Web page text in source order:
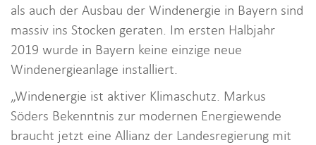
als auch der Ausbau der Windenergie in Bayern sind
massiv ins Stocken geraten. Im ersten Halbjahr
2019 wurde in Bayern keine einzige neue
Windenergieanlage installiert.
„Windenergie ist aktiver Klimaschutz. Markus
Söders Bekenntnis zur modernen Energiewende
braucht jetzt eine Allianz der Landesregierung mit